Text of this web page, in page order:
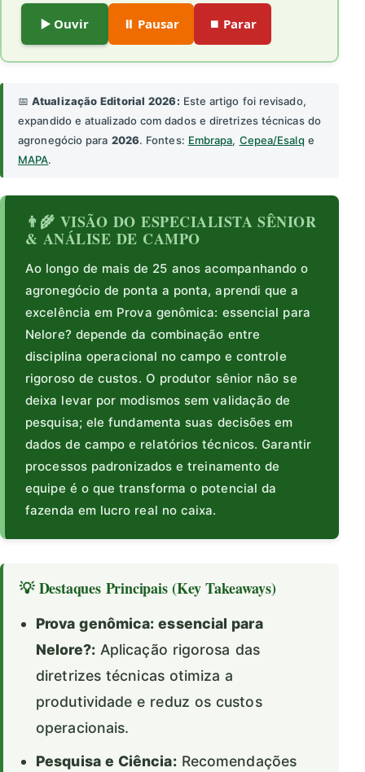
▶️ Ouvir ⏸️ Pausar ⏹️ Parar
📅Atualização Editorial 2026: Este artigo foi revisado,
expandido e atualizado com dados e diretrizes técnicas do
agronegócio para 2026. Fontes: Embrapa, Cepea/Esalq e
MAPA.
👨‍🌾 VISÃO DO ESPECIALISTA SÊNIOR
& ANÁLISE DE CAMPO
Ao longo de mais de 25 anos acompanhando o
agronegócio de ponta a ponta, aprendi que a
excelência em Prova genômica: essencial para
Nelore? depende da combinação entre
disciplina operacional no campo e controle
rigoroso de custos. O produtor sênior não se
deixa levar por modismos sem validação de
pesquisa; ele fundamenta suas decisões em
dados de campo e relatórios técnicos. Garantir
processos padronizados e treinamento de
equipe é o que transforma o potencial da
fazenda em lucro real no caixa.
💡 Destaques Principais (Key Takeaways)
Prova genômica: essencial para
Nelore?:Aplicação rigorosa das
diretrizes técnicas otimiza a
produtividade e reduz os custos
operacionais.
Pesquisa e Ciência:Recomendações